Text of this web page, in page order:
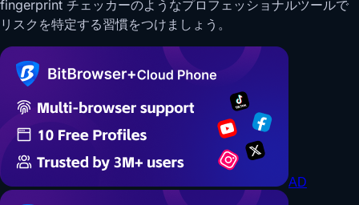
fingerprint チェッカーのようなプロフェッショナルツールで
リスクを特定する習慣をつけましょう。
AD